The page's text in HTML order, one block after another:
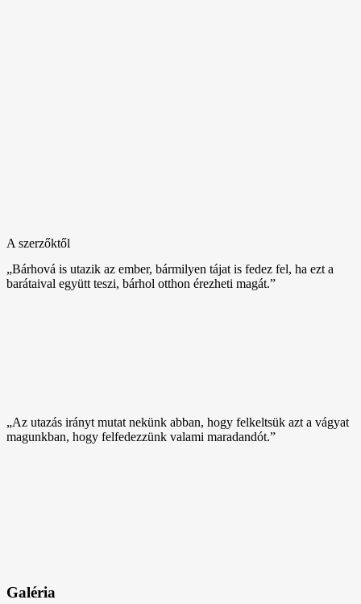
A szerzőktől
„Bárhová is utazik az ember, bármilyen tájat is fedez fel, ha ezt a
barátaival együtt teszi, bárhol otthon érezheti magát.”
„Az utazás irányt mutat nekünk abban, hogy felkeltsük azt a vágyat
magunkban, hogy felfedezzünk valami maradandót.”
Galéria